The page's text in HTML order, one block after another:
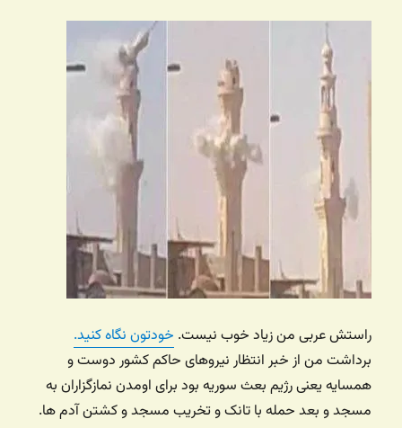
راستش عربی من زیاد خوب نیست. خودتون نگاه کنید.
برداشت من از خبر انتظار نیروهای حاکم کشور دوست و
همسایه یعنی رژیم بعث سوریه بود برای اومدن نمازگزاران به
مسجد و بعد حمله با تانک و تخریب مسجد و کشتن آدم ها.